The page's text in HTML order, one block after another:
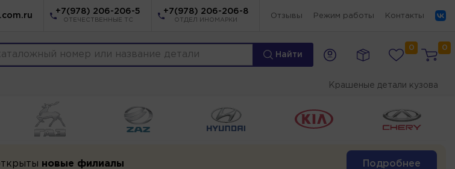
+7(978) 206-206-5
ОТЕЧЕСТВЕННЫЕ ТС
+7(978) 206-206-8
ОТДЕЛ ИНОМАРКИ
Отзывы Режим работы Контакты
Найти
0 0
Крашеные детали кузова
новые филиалы Подробнее